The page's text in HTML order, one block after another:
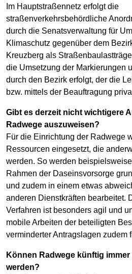
Im Hauptstraßennetz erfolgt die
straßenverkehrsbehördliche
durch die Senatsverwaltung für
Klimaschutz gegenüber dem
Kreuzberg als
die Umsetzung der Markierungen
durch den Bezirk erfolgt, der die
bzw. mittels der Beauftragung
Gibt es derzeit nicht wichtigere
Radwege auszuweisen?
Für die Einrichtung der Radwege
Ressourcen eingesetzt, die
werden. So werden
Rahmen der Daseinsvorsorge
und zudem in einem etwas
anderen Dienstkräften bearbeitet.
Verfahren ist besonders agil und
mobile Arbeiten der beteiligten
verminderter Antragslagen zudem
Können Radwege künftig
werden?